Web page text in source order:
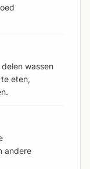
wassen
eten,
andere